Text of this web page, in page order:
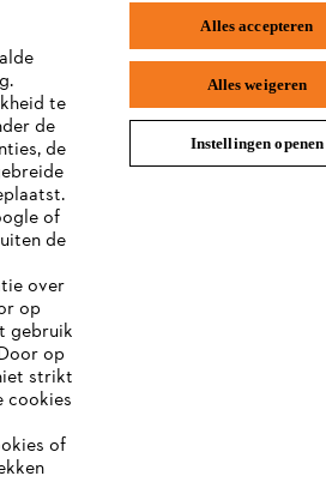
Productregistratie
Onderdelen en assortiment
Handleidingen
informatie
te
de
de
of
de
over
op
gebruik
op
strikt
cookies
of
Alles accepteren
Alles weigeren
Instellingen openen